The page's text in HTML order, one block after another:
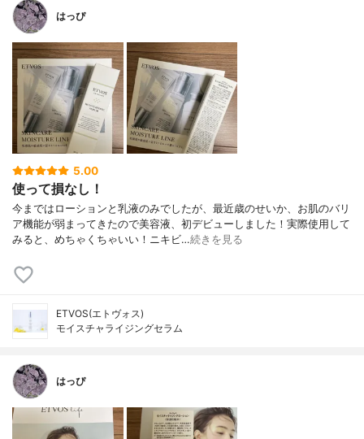
はっぴ
5.00
使って損なし！
今まではローションと乳液のみでしたが、最近歳のせいか、お肌のバリ
ア機能が弱まってきたので美容液、初デビューしました！実際使用して
みると、めちゃくちゃいい！ニキビ…続きを見る
ETVOS(エトヴォス)
モイスチャライジングセラム
はっぴ